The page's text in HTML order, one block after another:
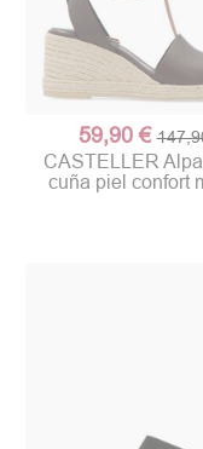
59,90 €
CASTELLER
cuña piel confort